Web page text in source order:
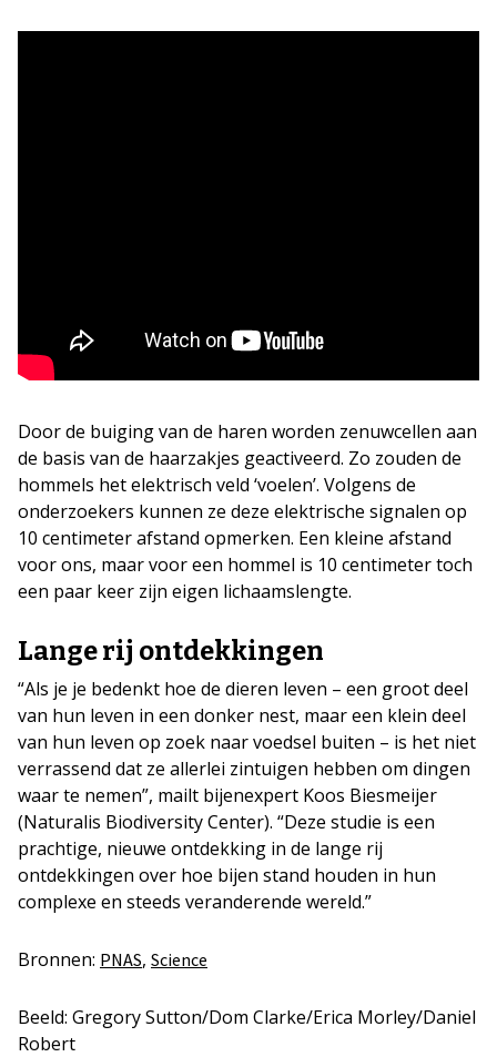
Door de buiging van de haren worden zenuwcellen aan
de basis van de haarzakjes geactiveerd. Zo zouden de
hommels het elektrisch veld ‘voelen’. Volgens de
onderzoekers kunnen ze deze elektrische signalen op
10 centimeter afstand opmerken. Een kleine afstand
voor ons, maar voor een hommel is 10 centimeter toch
een paar keer zijn eigen lichaamslengte.
Lange rij ontdekkingen
“Als je je bedenkt hoe de dieren leven – een groot deel
van hun leven in een donker nest, maar een klein deel
van hun leven op zoek naar voedsel buiten – is het niet
verrassend dat ze allerlei zintuigen hebben om dingen
waar te nemen”, mailt bijenexpert Koos Biesmeijer
(Naturalis Biodiversity Center). “Deze studie is een
prachtige, nieuwe ontdekking in de lange rij
ontdekkingen over hoe bijen stand houden in hun
complexe en steeds veranderende wereld.”
Bronnen: PNAS, Science
Beeld: Gregory Sutton/Dom Clarke/Erica Morley/Daniel
Robert